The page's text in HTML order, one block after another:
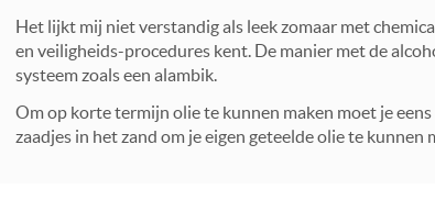
Het lijkt mij niet verstandig als leek zomaar met
en veiligheids-procedures kent. De manier met de
systeem zoals een alambik.
Om op korte termijn olie te kunnen maken moet je
zaadjes in het zand om je eigen geteelde olie te kunnen